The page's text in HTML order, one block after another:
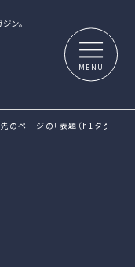
ン。
先のページの「表題（h1タグで